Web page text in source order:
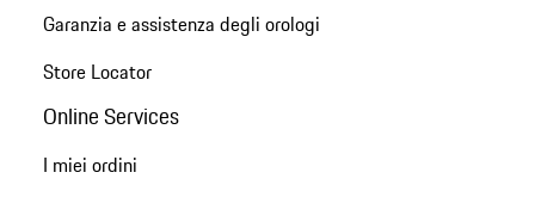
Garanzia e assistenza degli orologi
Store Locator
Online Services
I miei ordini